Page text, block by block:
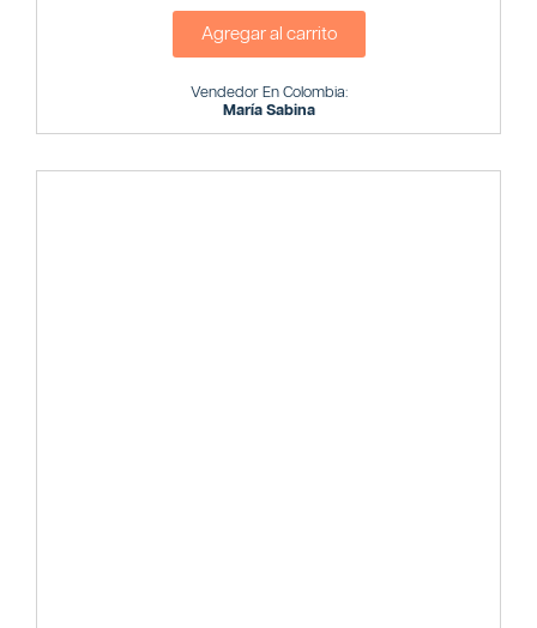
Agregar al carrito
Vendedor En Colombia:
María Sabina